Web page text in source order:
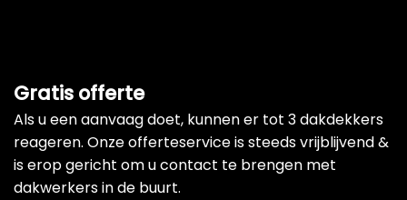
Gratis offerte
Als u een aanvaag doet, kunnen er tot 3 dakdekkers
reageren. Onze offerteservice is steeds vrijblijvend &
is erop gericht om u contact te brengen met
dakwerkers in de buurt.